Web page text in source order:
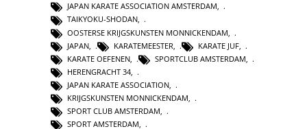
JAPAN KARATE ASSOCIATION AMSTERDAM,
TAIKYOKU-SHODAN,
OOSTERSE KRIJGSKUNSTEN MONNICKENDAM
JAPAN
KARATEMEESTER KARATE JUF
KARATE OEFENEN
SPORTCLUB AMSTERDAM
HERENGRACHT 34
JAPAN KARATE ASSOCIATION
KRIJGSKUNSTEN MONNICKENDAM
SPORT CLUB AMSTERDAM
SPORT AMSTERDAM